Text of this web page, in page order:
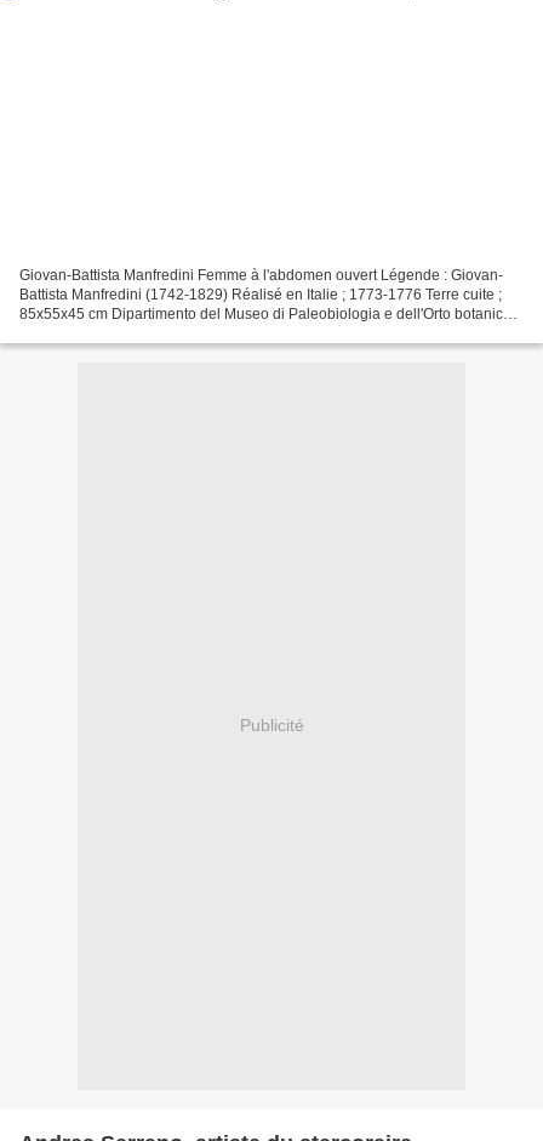
Giovan-Battista Manfredini Femme à l'abdomen ouvert Légende : Giovan-
Battista Manfredini (1742-1829) Réalisé en Italie ; 1773-1776 Terre cuite ;
85x55x45 cm Dipartimento del Museo di Paleobiologia e dell'Orto botanico.
Publicité